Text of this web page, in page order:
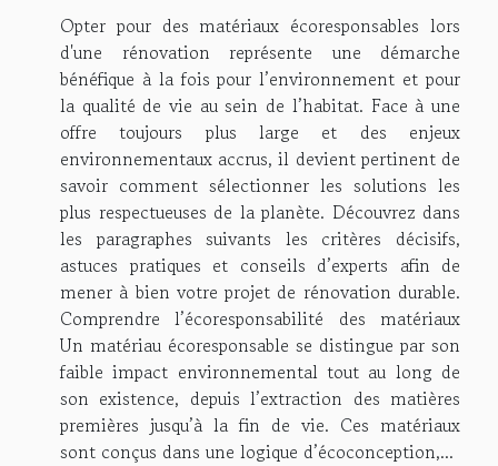
Opter pour des matériaux écoresponsables lors
d'une rénovation représente une démarche
bénéfique à la fois pour l’environnement et pour
la qualité de vie au sein de l’habitat. Face à une
offre toujours plus large et des enjeux
environnementaux accrus, il devient pertinent de
savoir comment sélectionner les solutions les
plus respectueuses de la planète. Découvrez dans
les paragraphes suivants les critères décisifs,
astuces pratiques et conseils d’experts afin de
mener à bien votre projet de rénovation durable.
Comprendre l’écoresponsabilité des matériaux
Un matériau écoresponsable se distingue par son
faible impact environnemental tout au long de
son existence, depuis l’extraction des matières
premières jusqu’à la fin de vie. Ces matériaux
sont conçus dans une logique d’écoconception,...